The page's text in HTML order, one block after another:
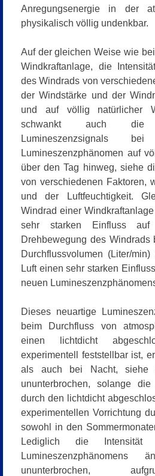
Anregungsenergie in der
physikalisch völlig undenkbar.
Auf der gleichen Weise wie
Windkraftanlage, die
des Windrads von
der Windstärke und der
und auf völlig natürlicher
schwankt auch die
Lumineszenzsignals
Lumineszenzphänomen auf
über den Tag hinweg, siehe
von verschiedenen Faktoren,
und der Luftfeuchtigkeit.
Windrad einer
sehr starken Einfluss
Drehbewegung des Windrads
Durchflussvolumen (Liter/
Luft einen sehr starken
neuen
Dieses neuartige
beim Durchfluss von
einen lichtdicht
experimentell feststellbar ist,
als auch bei Nacht, siehe
ununterbrochen, solange
durch den lichtdicht
experimentellen Vorrichtung
sowohl in den
Lediglich die Intensität
ununterbrochen,